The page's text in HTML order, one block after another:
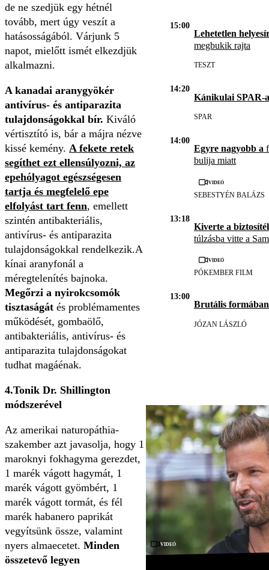
de ne szedjük egy hétnél
tovább, mert úgy veszít a
hatásosságából. Várjunk 5
napot, mielőtt ismét elkezdjük
alkalmazni.
A kanadai aranygyökér
antivírus- és antiparazita
tulajdonságokkal bír. Kiváló
vértisztító is, bár a májra nézve
kissé kemény. A fekete retek
segíthet ezt ellensúlyozni, az
epehólyagot egészségesen
tartja és megfelelő epe
elfolyást tart fenn, emellett
szintén antibakteriális,
antivírus- és antiparazita
tulajdonságokkal rendelkezik.A
kínai aranyfonál a
méregtelenítés bajnoka.
Megőrzi a nyirokcsomók
tisztaságát és problémamentes
működését, gombaölő,
antibakteriális, antivírus- és
antiparazita tulajdonságokat
tudhat magáénak.
4.Tonik Dr. Shillington
módszerével
Az amerikai naturopáthia-
szakember azt javasolja, hogy 1
maroknyi fokhagyma gerezdet,
1 marék vágott hagymát, 1
marék vágott gyömbért, 1
marék vágott tormát, és fél
marék habanero paprikát
vegyítsünk össze, valamint
nyers almaecetet. Minden
összetevő legyen
15:00
Lehetetlen
megbukik rajta
TESZT
14:20
Kánikulai SPAR-
SPAR
14:00
Egyre nagyobb a
bulija miatt
Videó
SEBESTYÉN BALÁZS
13:18
Kiverte a
túlzásba vitte a
Videó
PÓKEMBER FILM
13:00
Brutális
JÓZAN LÁSZLÓ
Videó